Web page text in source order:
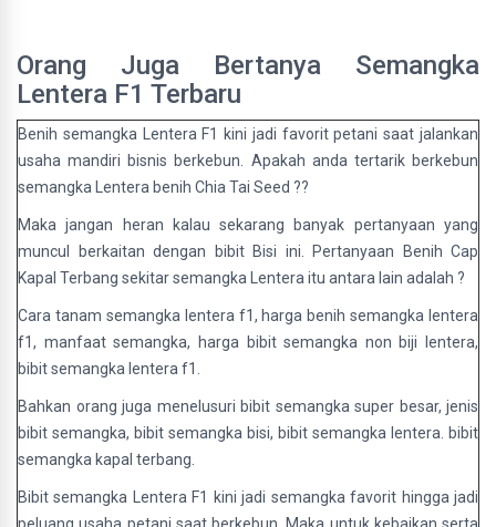
Orang Juga Bertanya Semangka
Lentera F1 Terbaru
Benih semangka Lentera F1 kini jadi favorit petani saat jalankan
usaha mandiri bisnis berkebun. Apakah anda tertarik berkebun
semangka Lentera benih Chia Tai Seed ??
Maka jangan heran kalau sekarang banyak pertanyaan yang
muncul berkaitan dengan bibit Bisi ini. Pertanyaan Benih Cap
Kapal Terbang sekitar semangka Lentera itu antara lain adalah ?
Cara tanam semangka lentera f1, harga benih semangka lentera
f1, manfaat semangka, harga bibit semangka non biji lentera,
bibit semangka lentera f1.
Bahkan orang juga menelusuri bibit semangka super besar, jenis
bibit semangka, bibit semangka bisi, bibit semangka lentera. bibit
semangka kapal terbang.
Bibit semangka Lentera F1 kini jadi semangka favorit hingga jadi